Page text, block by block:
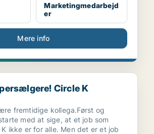
Marketingmedarbejd
er
Mere info
Circle K Nybrov...
Circle K
fremtidige kollega.Først og
med at sige, at et job som
ikke er for alle. Men det er et job